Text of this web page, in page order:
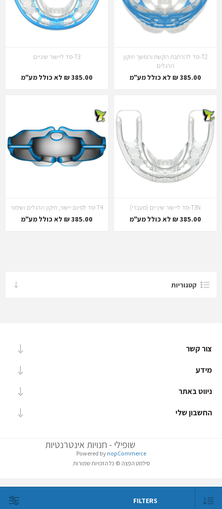
FILTERS
T2-סד להרחבת הקשת והמשך תיקון
הרגלים
385.00 ₪ לא כולל מע"מ
T3-סד ליישור שיניים
385.00 ₪ לא כולל מע"מ
T3N-סד ליישור שיניים (מעברי)
385.00 ₪ לא כולל מע"מ
T4-סד לסיום יישור, תיקון הרגלים ושימור
385.00 ₪ לא כולל מע"מ
קטגוריות
צור קשר
מידע
ניווט באתר
החשבון שלי
Powered by nopCommerce
סילמט הפצה © כל הזכויות שמורות.
שופילי - חנויות אינטרנטיות